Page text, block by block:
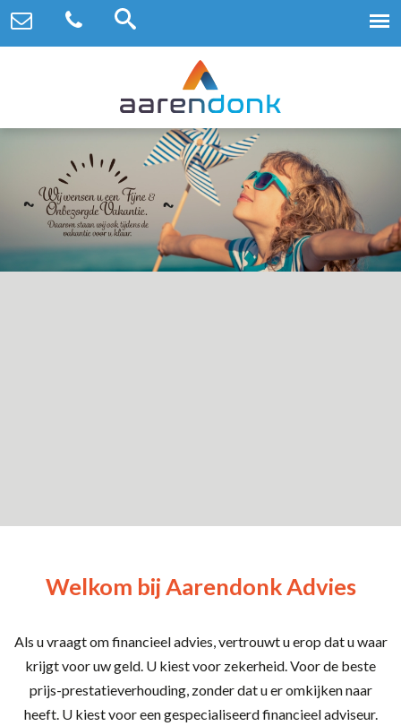
Welkom bij Aarendonk Advies
Als u vraagt om financieel advies, vertrouwt u erop dat u waar
krijgt voor uw geld. U kiest voor zekerheid. Voor de beste
prijs-prestatieverhouding, zonder dat u er omkijken naar
heeft. U kiest voor een gespecialiseerd financieel adviseur.